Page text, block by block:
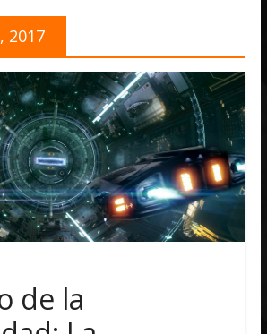
2017
de la